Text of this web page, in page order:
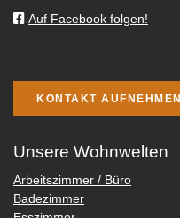
Auf Facebook folgen!
KONTAKT AUFNEHMEN
Unsere Wohnwelten
Arbeitszimmer / Büro
Badezimmer